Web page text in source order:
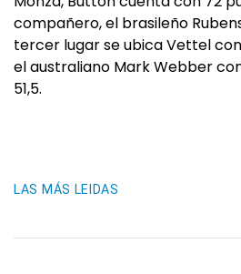
compañero, el brasileño
tercer lugar se ubica Vettel
el australiano Mark Webber
51,5.
LAS MÁS LEIDAS